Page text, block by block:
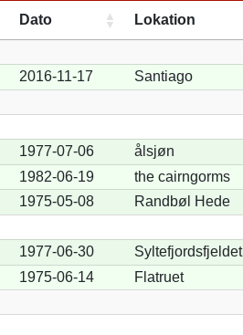
Dato Lokation
2016-11-17 Santiago
1977-07-06 ålsjøn
1982-06-19 the cairngorms
1975-05-08 Randbøl Hede
1977-06-30 Syltefjordsfjeldet
1975-06-14 Flatruet